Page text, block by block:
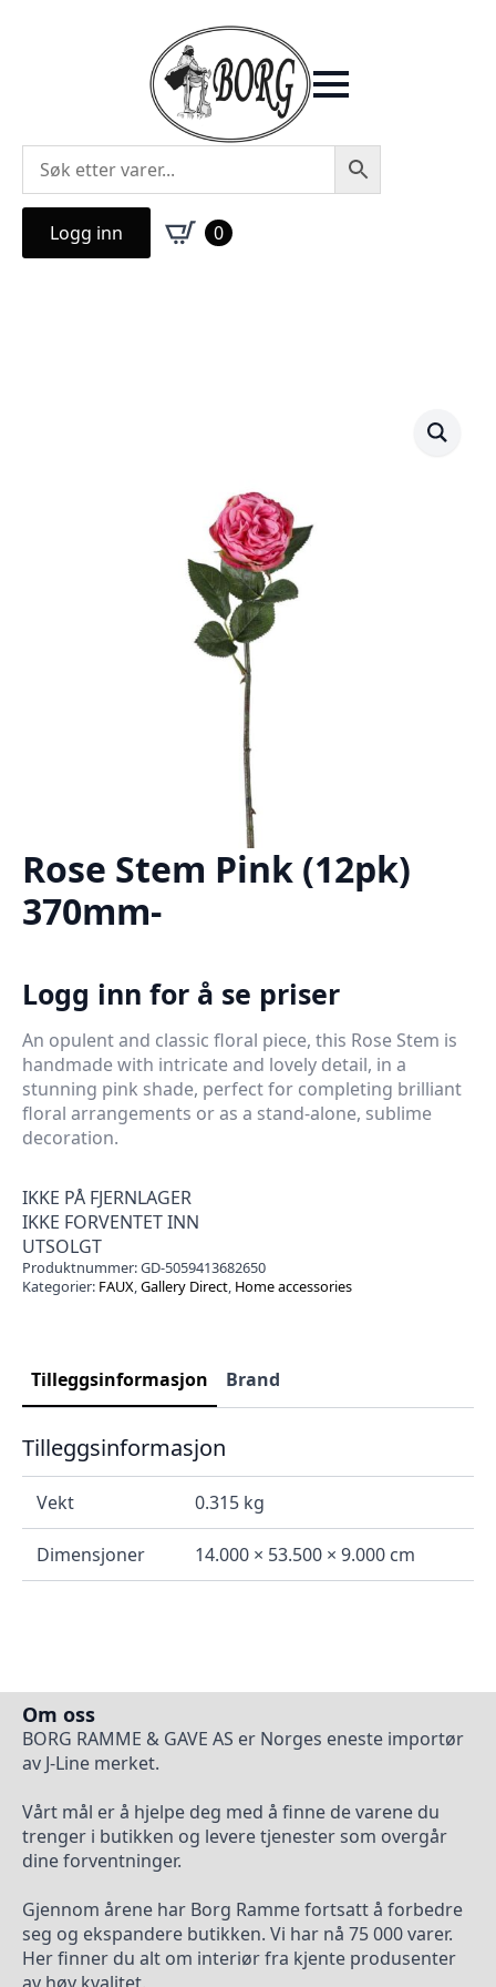
Logg inn 0
Rose Stem Pink (12pk)
370mm-
Logg inn for å se priser
An opulent and classic floral piece, this Rose Stem is
handmade with intricate and lovely detail, in a
stunning pink shade, perfect for completing brilliant
floral arrangements or as a stand-alone, sublime
decoration.
IKKE PÅ FJERNLAGER
IKKE FORVENTET INN
UTSOLGT
Produktnummer:GD-5059413682650
Kategorier: FAUX,Gallery Direct, Home accessories
Tilleggsinformasjon Brand
Tilleggsinformasjon
Vekt 0.315 kg
Dimensjoner 14.000 × 53.500 × 9.000 cm
Om oss
BORG RAMME & GAVE AS er Norges eneste importør
av J-Line merket.
Vårt mål er å hjelpe deg med å finne de varene du
trenger i butikken og levere tjenester som overgår
dine forventninger.
Gjennom årene har Borg Ramme fortsatt å forbedre
seg og ekspandere butikken. Vi har nå 75 000 varer.
Her finner du alt om interiør fra kjente produsenter